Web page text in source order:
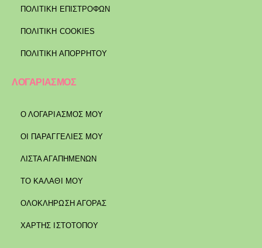
ΠΟΛΙΤΙΚΉ ΕΠΙΣΤΡΟΦΏΝ
ΠΟΛΙΤΙΚΉ COOKIES
ΠΟΛΙΤΙΚΉ ΑΠΟΡΡΉΤΟΥ
ΛΟΓΑΡΙΑΣΜΟΣ
Ο ΛΟΓΑΡΙΑΣΜΟΣ ΜΟΥ
ΟΙ ΠΑΡΑΓΓΕΛΙΕΣ ΜΟΥ
ΛΙΣΤΑ ΑΓΑΠΗΜΕΝΩΝ
ΤΟ ΚΑΛΑΘΙ ΜΟΥ
ΟΛΟΚΛΗΡΩΣΗ ΑΓΟΡΑΣ
ΧΑΡΤΗΣ ΙΣΤΟΤΟΠΟΥ